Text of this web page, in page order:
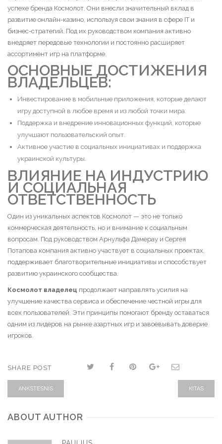
успехе бренда Космолот. Они внесли значительный вклад в
развитие онлайн-казино, используя свои знания в сфере IT и
бизнес-стратегий. Под их руководством компания активно
внедряет передовые технологии и постоянно расширяет
ассортимент игр на платформе.
ОСНОВНЫЕ ДОСТИЖЕНИЯ
ВЛАДЕЛЬЦЕВ:
Инвестирование в мобильные приложения, которые делают
игру доступной в любое время и из любой точки мира.
Поддержка и внедрение инновационных функций, которые
улучшают пользовательский опыт.
Активное участие в социальных инициативах и поддержка
украинской культуры.
ВЛИЯНИЕ НА ИНДУСТРИЮ
И СОЦИАЛЬНАЯ
ОТВЕТСТВЕННОСТЬ
Один из уникальных аспектов Космолот — это не только
коммерческая деятельность, но и внимание к социальным
вопросам. Под руководством Арнульфа Дамерау и Сергея
Потапова компания активно участвует в социальных проектах,
поддерживает благотворительные инициативы и способствует
развитию украинского сообщества.
Космолот владелец продолжает направлять усилия на
улучшение качества сервиса и обеспечение честной игры для
всех пользователей. Эти принципы помогают бренду оставаться
одним из лидеров на рынке азартных игр и завоевывать доверие
игроков.
SHARE POST
ANKSTESNIS KITAS
ABOUT AUTHOR